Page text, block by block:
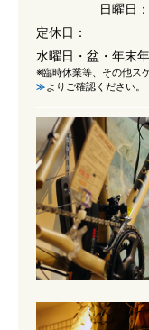
日曜日
定休日：
水曜日・盆・年末
※臨時休業等、その他ス
≫よりご確認ください。